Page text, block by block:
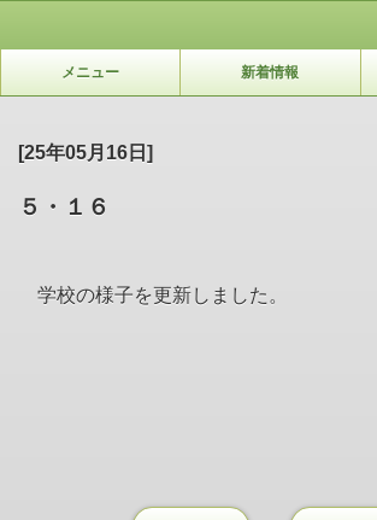
メニュー 新着情報
[25年05月16日]
５・１６
学校の様子を更新しました。